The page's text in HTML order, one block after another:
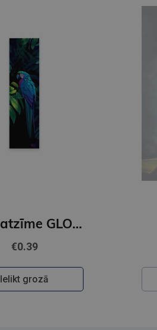
Vajātājs
€22.95
Ielikt grozā